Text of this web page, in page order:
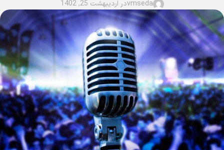
vmsedaدر اردیبهشت 25, 1402